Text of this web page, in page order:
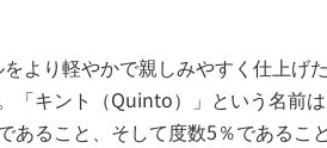
より軽やかで親しみやすく仕上げ
「キント（Quinto）」という名前
ること、そして度数5％であるこ